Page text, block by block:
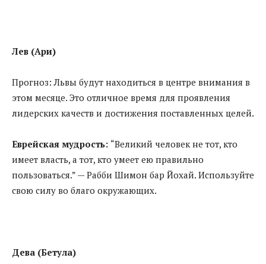
Лев (Ари)
Прогноз: Львы будут находиться в центре внимания в
этом месяце. Это отличное время для проявления
лидерских качеств и достижения поставленных целей.
Еврейская мудрость: “Великий человек не тот, кто
имеет власть, а тот, кто умеет ею правильно
пользоваться.” — Рабби Шимон бар Йохай. Используйте
свою силу во благо окружающих.
Дева (Бетула)